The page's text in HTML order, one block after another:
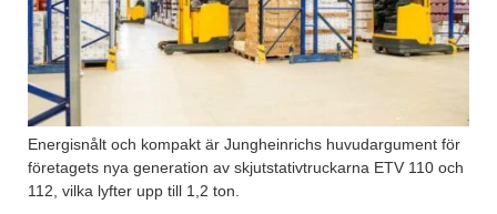
Energisnålt och kompakt är Jungheinrichs huvudargument för
företagets nya generation av skjutstativtruckarna ETV 110 och
112, vilka lyfter upp till 1,2 ton.